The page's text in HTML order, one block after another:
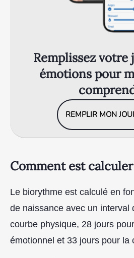
Remplissez votre
émotions pour
REMPLIR MON
Comment est
Le biorythme est calculé en
de naissance avec un interval
courbe physique, 28 jours
émotionnel et 33 jours pour la